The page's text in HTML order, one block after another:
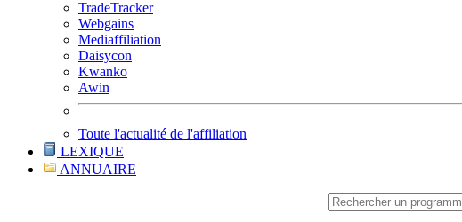
TradeTracker
Webgains
Mediaffiliation
Daisycon
Kwanko
Awin
Toute l'actualité de l'affiliation
LEXIQUE
ANNUAIRE